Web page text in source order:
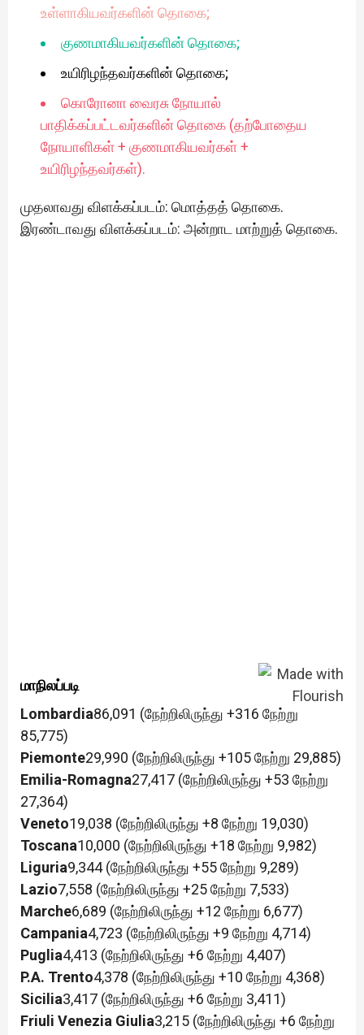
உள்ளாகியவர்களின் தொகை;
குணமாகியவர்களின் தொகை;
உயிரிழந்தவர்களின் தொகை;
கொரோனா வைரசு நோயால்
பாதிக்கப்பட்டவர்களின் தொகை (தற்போதைய
நோயாளிகள் + குணமாகியவர்கள் +
உயிரிழந்தவர்கள்).
முதலாவது விளக்கப்படம்: மொத்தத் தொகை.
இரண்டாவது விளக்கப்படம்: அன்றாட மாற்றுத் தொகை.
மாநிலப்படி
Lombardia86,091 (நேற்றிலிருந்து +316 நேற்று
85,775)
Piemonte29,990 (நேற்றிலிருந்து +105 நேற்று 29,885)
Emilia-Romagna27,417 (நேற்றிலிருந்து +53 நேற்று
27,364)
Veneto19,038 (நேற்றிலிருந்து +8 நேற்று 19,030)
Toscana10,000 (நேற்றிலிருந்து +18 நேற்று 9,982)
Liguria9,344 (நேற்றிலிருந்து +55 நேற்று 9,289)
Lazio7,558 (நேற்றிலிருந்து +25 நேற்று 7,533)
Marche6,689 (நேற்றிலிருந்து +12 நேற்று 6,677)
Campania4,723 (நேற்றிலிருந்து +9 நேற்று 4,714)
Puglia4,413 (நேற்றிலிருந்து +6 நேற்று 4,407)
P.A. Trento4,378 (நேற்றிலிருந்து +10 நேற்று 4,368)
Sicilia3,417 (நேற்றிலிருந்து +6 நேற்று 3,411)
Friuli Venezia Giulia3,215 (நேற்றிலிருந்து +6 நேற்று